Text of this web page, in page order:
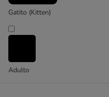
Virbac Veterinary HPM
Sin cereales
Gatitos
Sénior
Gatito (Kitten)
Adulto